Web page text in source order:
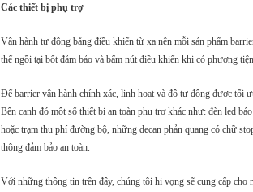
Các thiết bị phụ trợ
Vận hành tự động bằng điều khiển từ xa nên mỗi sản phẩm
thể ngồi tại bốt đảm bảo và bấm nút điều khiển khi có phương
Để barrier vận hành chính xác, linh hoạt và độ tự động được tối
Bên cạnh đó một số thiết bị an toàn phụ trợ khác như: đèn led
hoặc trạm thu phí đường bộ, những decan phản quang có chữ
thông đảm bảo an toàn.
Với những thông tin trên đây, chúng tôi hi vọng sẽ cung cấp